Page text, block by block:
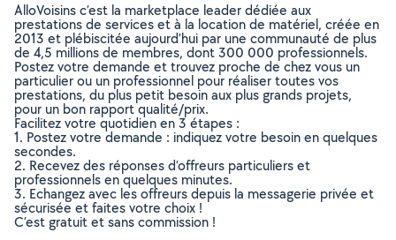
AlloVoisins c’est la marketplace leader dédiée aux
prestations de services et à la location de matériel, créée en
2013 et plébiscitée aujourd’hui par une communauté de plus
de 4,5 millions de membres, dont 300 000 professionnels.
Postez votre demande et trouvez proche de chez vous un
particulier ou un professionnel pour réaliser toutes vos
prestations, du plus petit besoin aux plus grands projets,
pour un bon rapport qualité/prix.
Facilitez votre quotidien en 3 étapes :
1. Postez votre demande : indiquez votre besoin en quelques
secondes.
2. Recevez des réponses d’offreurs particuliers et
professionnels en quelques minutes.
3. Echangez avec les offreurs depuis la messagerie privée et
sécurisée et faites votre choix !
C’est gratuit et sans commission !